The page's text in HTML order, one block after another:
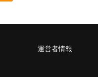
運営者情報